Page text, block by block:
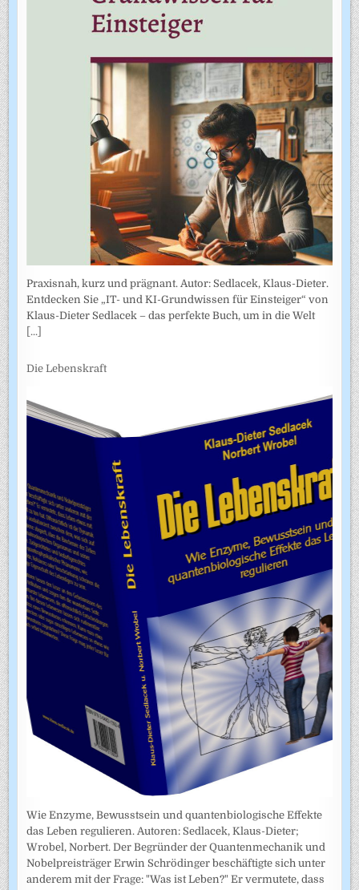
Praxisnah, kurz und prägnant. Autor: Sedlacek, Klaus-Dieter.
Entdecken Sie „IT- und KI-Grundwissen für Einsteiger“ von
Klaus-Dieter Sedlacek – das perfekte Buch, um in die Welt
[...]
Die Lebenskraft
Wie Enzyme, Bewusstsein und quantenbiologische Effekte
das Leben regulieren. Autoren: Sedlacek, Klaus-Dieter;
Wrobel, Norbert. Der Begründer der Quantenmechanik und
Nobelpreisträger Erwin Schrödinger beschäftigte sich unter
anderem mit der Frage: "Was ist Leben?" Er vermutete, dass